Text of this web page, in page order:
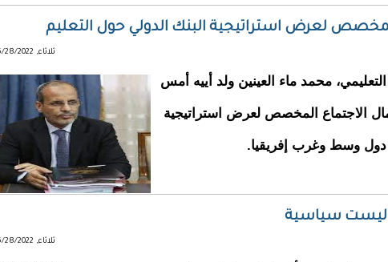
لعرض استراتيجية البنك الدولي حول التعليم
ثلاثاء, 06/28/2022 - 15:25
محمد ماء العينين ولد أييه أمس
الاجتماع المخصص لعرض استراتيجية
دول وسط وغرب إفريقيا.
ليست سياسية
ثلاثاء, 06/28/2022 - 15:23